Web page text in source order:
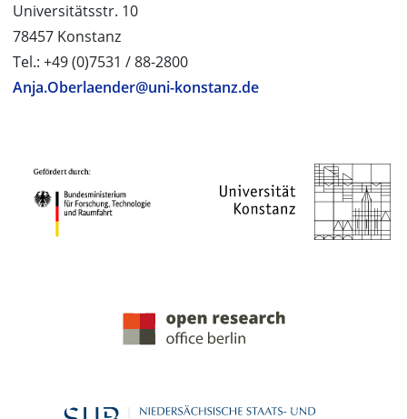
Universitätsstr. 10
78457 Konstanz
Tel.: +49 (0)7531 / 88-2800
Anja.Oberlaender@uni-konstanz.de